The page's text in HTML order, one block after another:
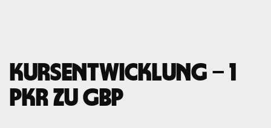
Kursentwicklung – 1
PKR zu GBP